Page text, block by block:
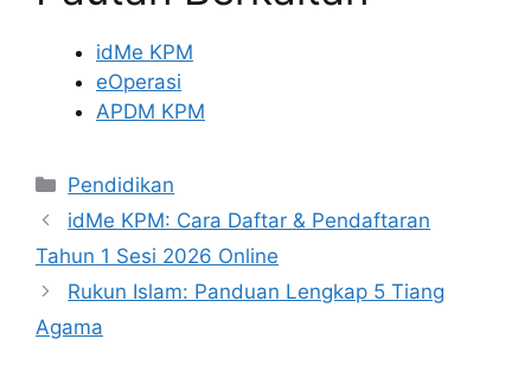
idMe KPM
eOperasi
APDM KPM
Categories
Pendidikan
idMe KPM: Cara Daftar & Pendaftaran
Tahun 1 Sesi 2026 Online
Rukun Islam: Panduan Lengkap 5 Tiang
Agama